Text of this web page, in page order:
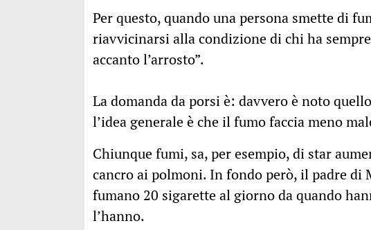
Per questo, quando una persona smette di
riavvicinarsi alla condizione di chi ha
accanto l’arrosto”.
La domanda da porsi è: davvero è noto
l’idea generale è che il fumo faccia meno
Chiunque fumi, sa, per esempio, di star
cancro ai polmoni. In fondo però, il padre di
fumano 20 sigarette al giorno da quando
l’hanno.